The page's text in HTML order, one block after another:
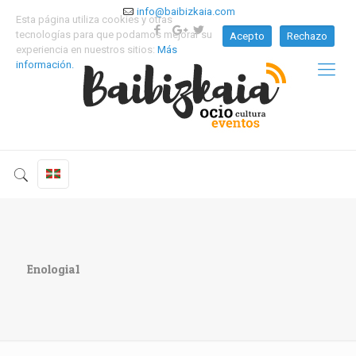
info@baibizkaia.com
Enologia1
Esta página utiliza cookies y otras
tecnologías para que podamos mejorar su
experiencia en nuestros sitios: Más
información.
Acepto Rechazo